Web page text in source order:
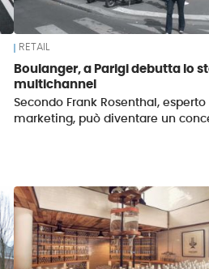
RETAIL
Boulanger, a Parigi debutta lo
multichannel
Secondo Frank Rosenthal,
marketing, può diventare un